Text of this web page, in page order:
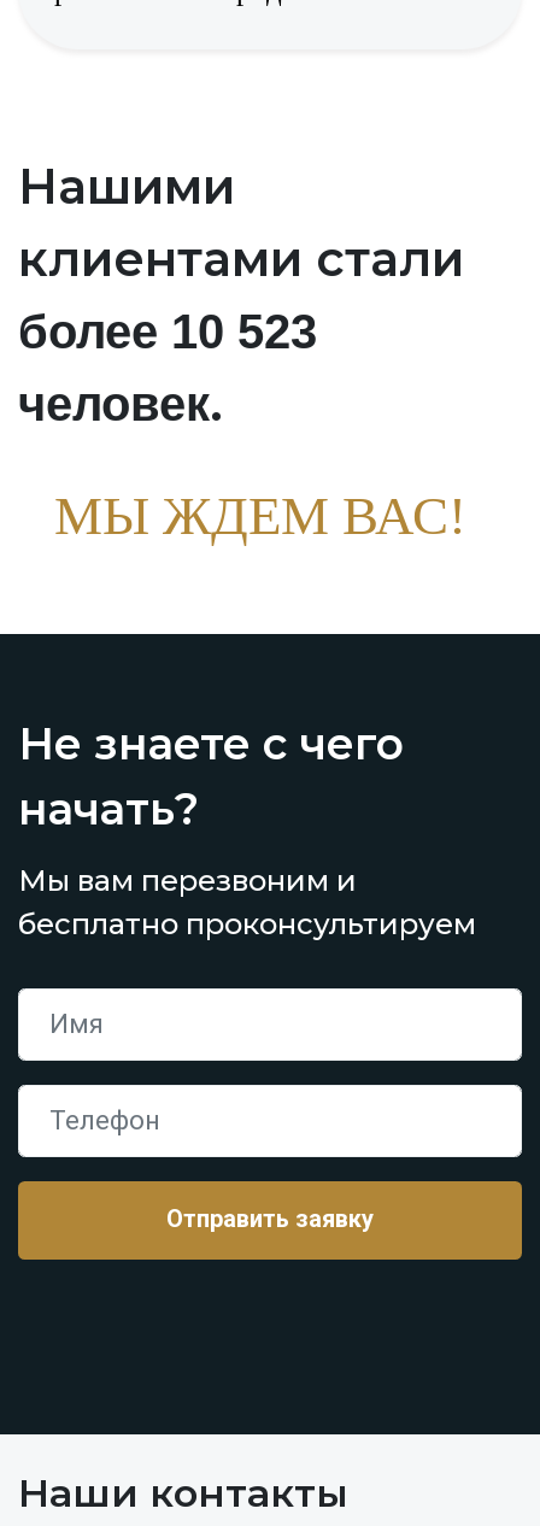
Нашими
клиентами стали
более 10 523
человек.
МЫ ЖДЕМ ВАС!
Не знаете с чего
начать?
Мы вам перезвоним и
бесплатно проконсультируем
Наши контакты